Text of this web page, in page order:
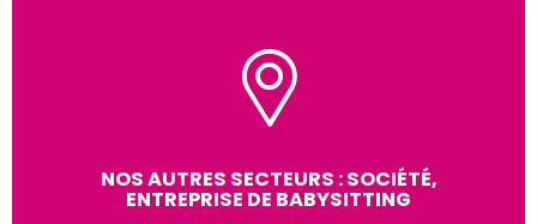
NOS AUTRES SECTEURS : SOCIÉTÉ,
ENTREPRISE DE BABYSITTING